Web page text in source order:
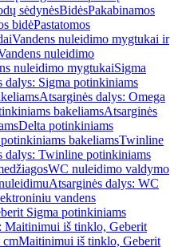
sėdynėsBidėsPakabinamos
bidėPastatomos
Vandens nuleidimo mygtukai ir
nuleidimo
nuleidimo mygtukaiSigma
dalys: Sigma potinkiniams
Atsarginės dalys: Omega
bakeliamsAtsarginės
Delta potinkiniams
bakeliamsTwinline
dalys: Twinline potinkiniams
WC nuleidimo valdymo
Atsarginės dalys: WC
vandens
Sigma potinkiniams
Maitinimui iš tinklo, Geberit
cmMaitinimui iš tinklo, Geberit